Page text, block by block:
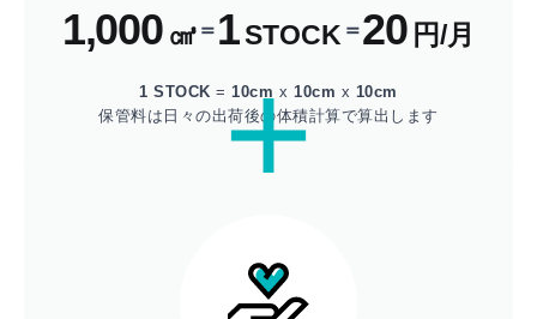
1,000 ㎤＝ 1STOCK ＝20 円/月
1 STOCK =10cm x10cm x 10cm
保管料は日々の出荷後の体積計算で算出します